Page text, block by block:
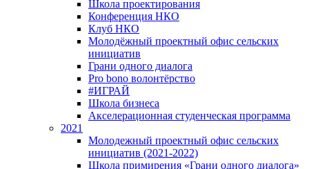
Школа проектирования
Конференция НКО
Клуб НКО
Молодёжный проектный офис сельских
инициатив
Грани одного диалога
Pro bono волонтёрство
#ИГРАЙ
Школа бизнеса
Акселерационная студенческая программа
2021
Молодежный проектный офис сельских
инициатив (2021-2022)
Школа примирения «Грани одного диалога»